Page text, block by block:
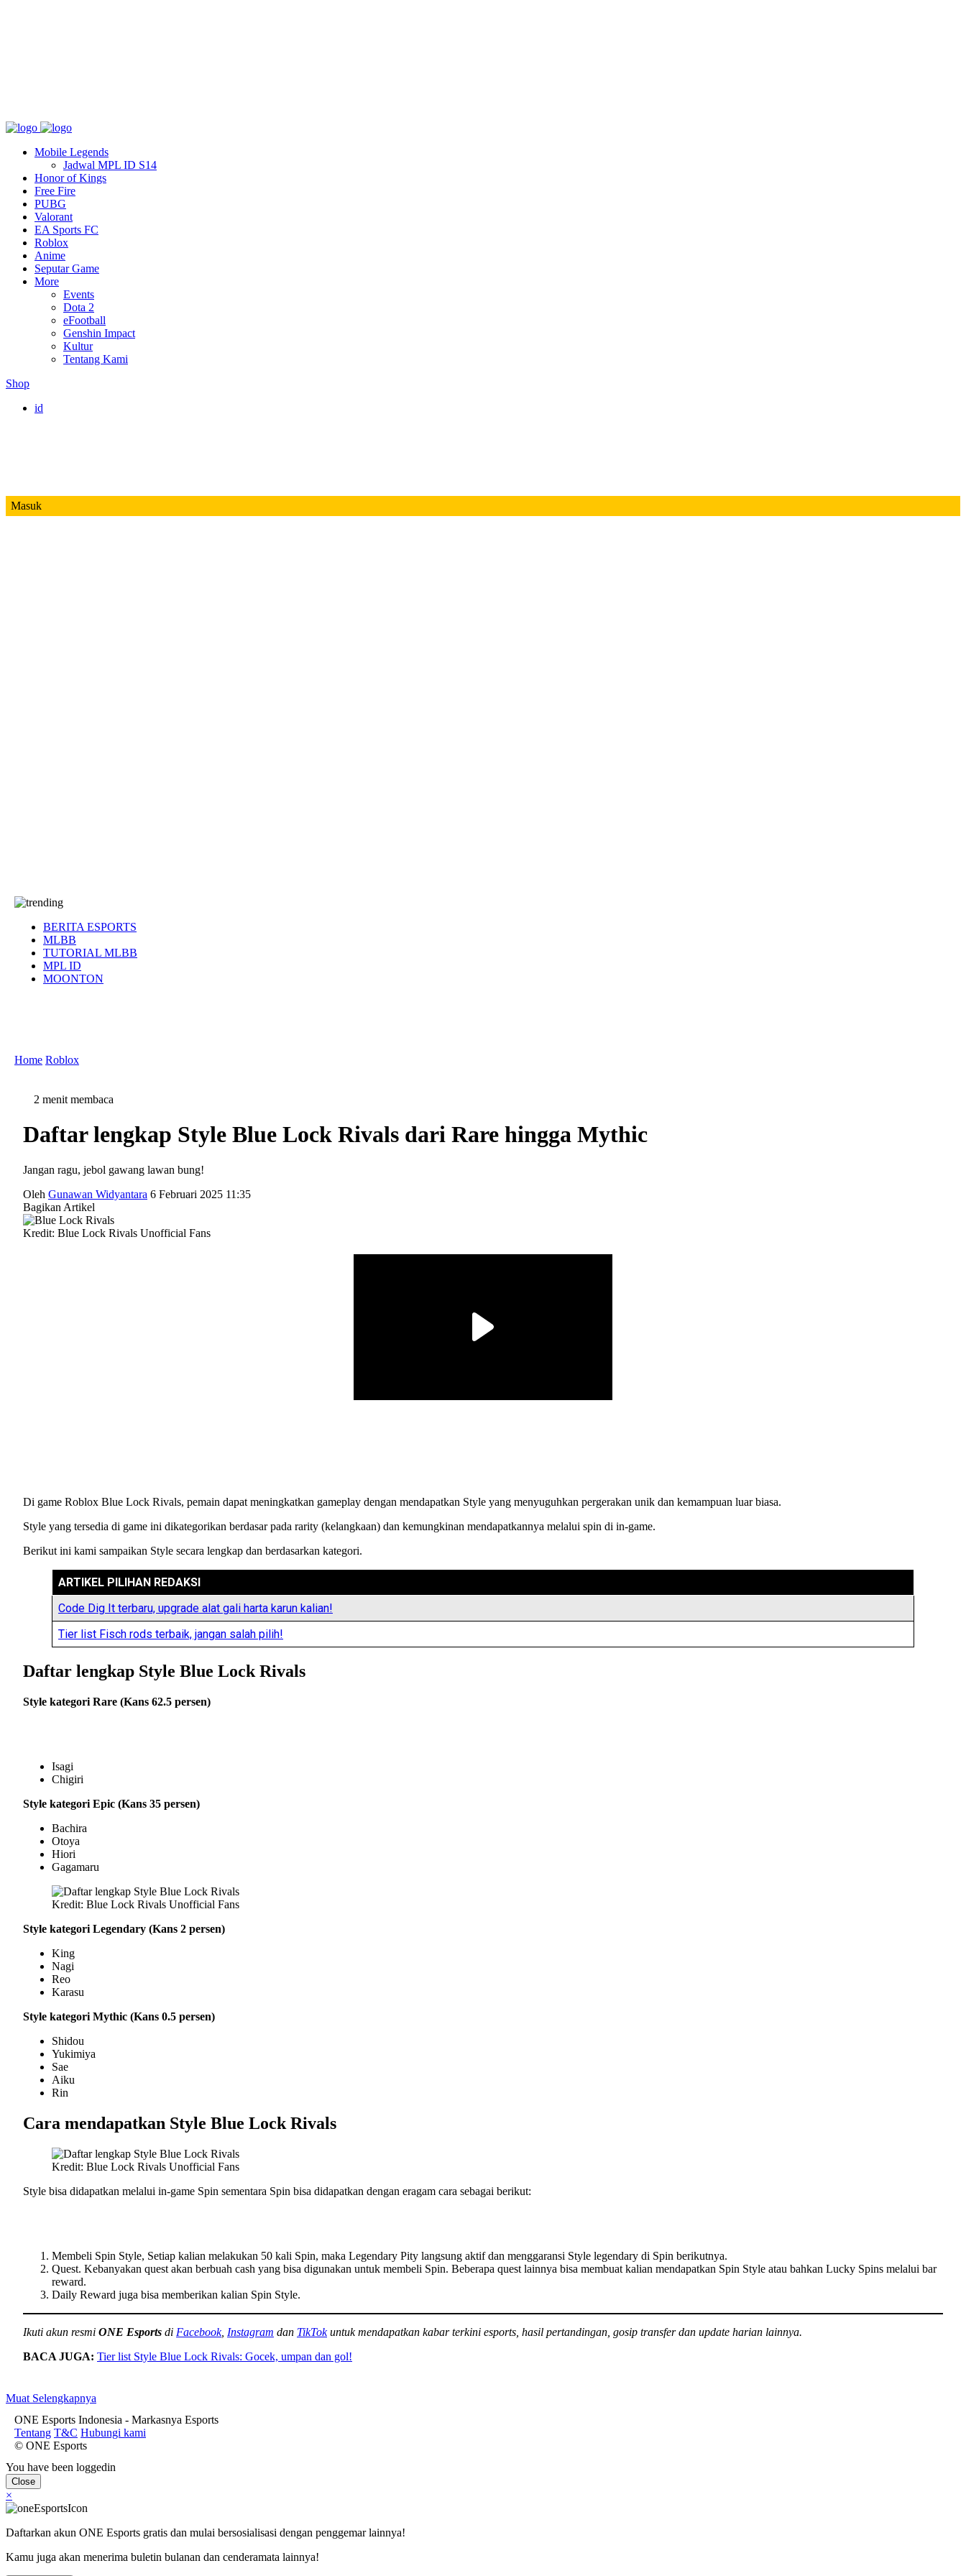
Mobile Legends
Jadwal MPL ID S14
Honor of Kings
Free Fire
PUBG
Valorant
EA Sports FC
Roblox
Anime
Seputar Game
More
Events
Dota 2
eFootball
Genshin Impact
Kultur
Tentang Kami
Shop
id
Masuk
BERITA ESPORTS
MLBB
TUTORIAL MLBB
MPL ID
MOONTON
Home Roblox
2 menit membaca
Daftar lengkap Style Blue Lock Rivals dari Rare hingga Mythic
Jangan ragu, jebol gawang lawan bung!
Oleh Gunawan Widyantara 6 Februari 2025 11:35
Bagikan Artikel
Kredit: Blue Lock Rivals Unofficial Fans
Di game Roblox Blue Lock Rivals, pemain dapat meningkatkan gameplay dengan mendapatkan Style yang menyuguhkan pergerakan unik dan kemampuan luar biasa.
Style yang tersedia di game ini dikategorikan berdasar pada rarity (kelangkaan) dan kemungkinan mendapatkannya melalui spin di in-game.
Berikut ini kami sampaikan Style secara lengkap dan berdasarkan kategori.
ARTIKEL PILIHAN REDAKSI
Code Dig It terbaru, upgrade alat gali harta karun kalian!
Tier list Fisch rods terbaik, jangan salah pilih!
Daftar lengkap Style Blue Lock Rivals
Style kategori Rare (Kans 62.5 persen)
Isagi
Chigiri
Style kategori Epic (Kans 35 persen)
Bachira
Otoya
Hiori
Gagamaru
Kredit: Blue Lock Rivals Unofficial Fans
Style kategori Legendary (Kans 2 persen)
King
Nagi
Reo
Karasu
Style kategori Mythic (Kans 0.5 persen)
Shidou
Yukimiya
Sae
Aiku
Rin
Cara mendapatkan Style Blue Lock Rivals
Kredit: Blue Lock Rivals Unofficial Fans
Style bisa didapatkan melalui in-game Spin sementara Spin bisa didapatkan dengan eragam cara sebagai berikut:
Membeli Spin Style, Setiap kalian melakukan 50 kali Spin, maka Legendary Pity langsung aktif dan menggaransi Style legendary di Spin berikutnya.
Quest. Kebanyakan quest akan berbuah cash yang bisa digunakan untuk membeli Spin. Beberapa quest lainnya bisa membuat kalian mendapatkan Spin Style atau bahkan Lucky Spins melalui bar
reward.
Daily Reward juga bisa memberikan kalian Spin Style.
Ikuti akun resmi ONE Esports di Facebook, Instagram dan TikTokuntuk mendapatkan kabar terkini esports, hasil pertandingan, gosip transfer dan update harian lainnya.
BACA JUGA: Tier list Style Blue Lock Rivals: Gocek, umpan dan gol!
Muat Selengkapnya
ONE Esports Indonesia - Markasnya Esports
Tentang T&C Hubungi kami
© ONE Esports
You have been loggedin
Close
×
Daftarkan akun ONE Esports gratis dan mulai bersosialisasi dengan penggemar lainnya!
Kamu juga akan menerima buletin bulanan dan cenderamata lainnya!